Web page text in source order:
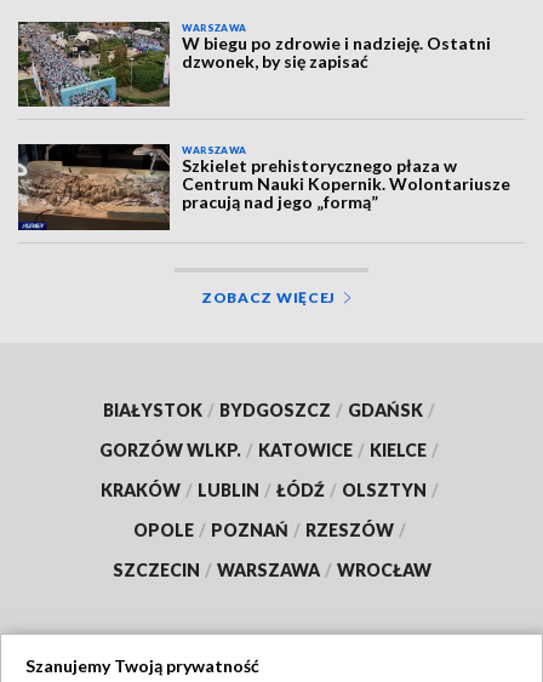
WARSZAWA
W biegu po zdrowie i nadzieję. Ostatni
dzwonek, by się zapisać
WARSZAWA
Szkielet prehistorycznego płaza w
Centrum Nauki Kopernik. Wolontariusze
pracują nad jego „formą”
ZOBACZ WIĘCEJ
BIAŁYSTOK / BYDGOSZCZ / GDAŃSK /
GORZÓW WLKP. / KATOWICE / KIELCE /
KRAKÓW / LUBLIN / ŁÓDŹ / OLSZTYN /
OPOLE / POZNAŃ / RZESZÓW /
SZCZECIN / WARSZAWA / WROCŁAW
Szanujemy Twoją prywatność